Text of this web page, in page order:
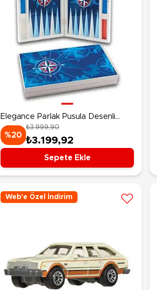
Elegance Parlak Pusula Desenli
Mavi Tavla
%20
₺3.999,90
₺3.199,92
Sepete Ekle
Web'e Özel İndirim